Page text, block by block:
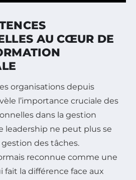
AU CŒUR DE
organisations depuis
l’importance cruciale des
dans la gestion
leadership ne peut plus se
des tâches.
reconnue comme une
la différence face aux